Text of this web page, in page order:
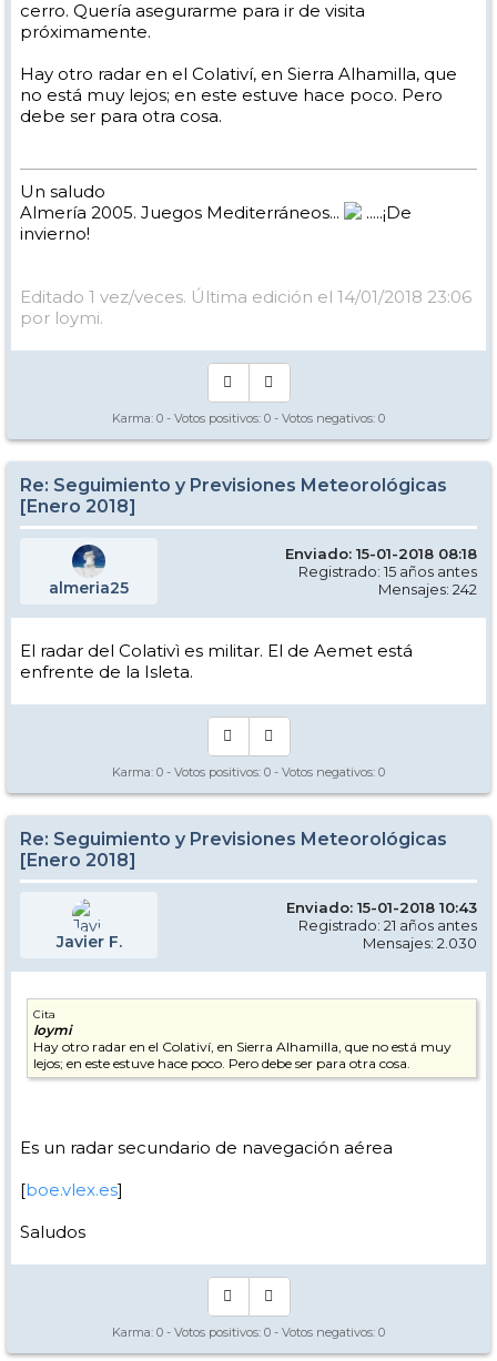
cerro. Quería asegurarme para ir de visita
próximamente.
Hay otro radar en el Colativí, en Sierra Alhamilla, que
no está muy lejos; en este estuve hace poco. Pero
debe ser para otra cosa.
Un saludo
Almería 2005. Juegos Mediterráneos...
.....¡De
invierno!
Editado 1 vez/veces. Última edición el 14/01/2018 23:06
por loymi.
Karma: 0 - Votos positivos: 0 - Votos negativos: 0
Re: Seguimiento y Previsiones Meteorológicas
[Enero 2018]
almeria25
Enviado: 15-01-2018 08:18
Registrado: 15 años antes
Mensajes: 242
El radar del Colativì es militar. El de Aemet está
enfrente de la Isleta.
Karma: 0 - Votos positivos: 0 - Votos negativos: 0
Re: Seguimiento y Previsiones Meteorológicas
[Enero 2018]
Javier F.
Enviado: 15-01-2018 10:43
Registrado: 21 años antes
Mensajes: 2.030
Cita
loymi
Hay otro radar en el Colativí, en Sierra Alhamilla, que no está muy
lejos; en este estuve hace poco. Pero debe ser para otra cosa.
Es un radar secundario de navegación aérea
[boe.vlex.es]
Saludos
Karma: 0 - Votos positivos: 0 - Votos negativos: 0